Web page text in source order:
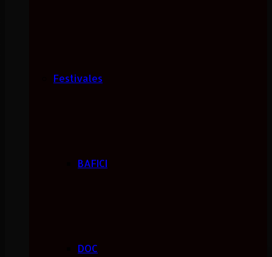
Festivales
BAFICI
DOC